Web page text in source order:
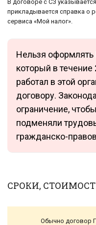
В договоре с СЗ
прикладывается справка о
сервиса «Мой налог».
Нельзя
который в
работал в этой
договору.
ограничение,
подменяли
гражданско-
СРОКИ,
Обычно договор